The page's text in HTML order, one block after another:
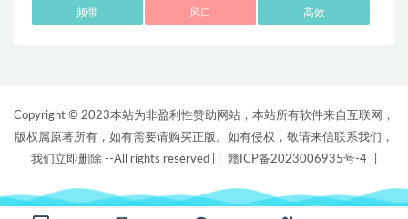
频带 风口 高效
Copyright © 2023本站为非盈利性赞助网站，本站所有软件来自互联网，
版权属原著所有，如有需要请购买正版。如有侵权，敬请来信联系我们，
我们立即删除 --All rights reserved |
赣ICP备2023006935号-4